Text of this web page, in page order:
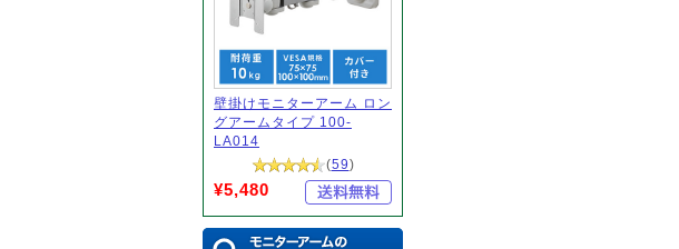
壁掛けモニターアーム ロン
グアームタイプ 100-
LA014
(59)
¥5,480